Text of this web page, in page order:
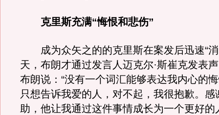
克里斯充满“悔恨和悲伤”
成为众矢之的的克里斯在案发后迅速“消
天，布朗才通过发言人迈克尔·斯崔克发表
布朗说：“没有一个词汇能够表达我内心的
只想告诉我爱的人，对不起，我很抱歉。感
助，他让我通过这件事情成长为一个更好的